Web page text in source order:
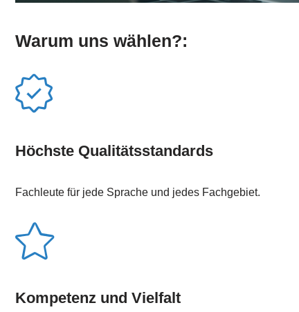
Warum uns wählen?:
Höchste Qualitätsstandards
Fachleute für jede Sprache und jedes Fachgebiet.
Kompetenz und Vielfalt